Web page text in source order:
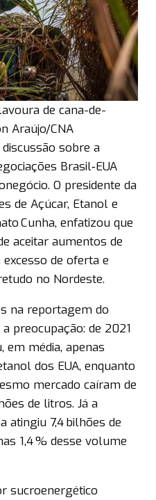
de cana-de-
Araújo/CNA
sobre a
Brasil‑EUA
O presidente da
de Açúcar, Etanol e
Cunha, enfatizou que
aceitar aumentos de
de oferta e
no Nordeste.
na reportagem do
preocupação: de 2021
média, apenas
dos EUA, enquanto
mercado caíram de
de litros. Já a
atingiu 7,4 bilhões de
1,4 % desse volume
sucroenergético